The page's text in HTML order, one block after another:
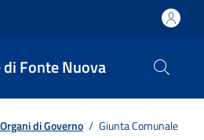
di Fonte Nuova
Organi di Governo / Giunta Comunale